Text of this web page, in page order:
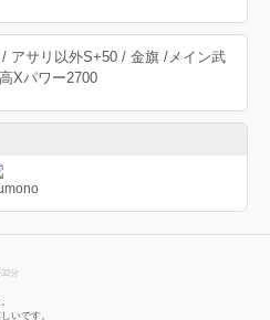
アサリ以外S+50 / 金旗 /メイン武
Xパワー2700
分
いです。